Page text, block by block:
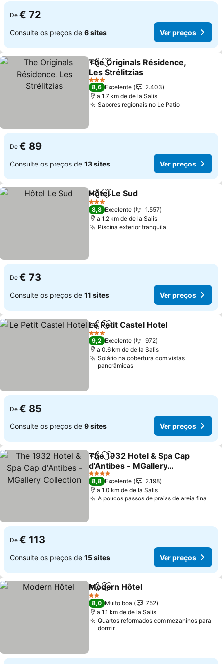
De € 72
Consulte os preços de 6 sites Ver preços
PartilharAdicionar aos favoritos
The Originals Résidence,
Les Strélitzias
Ver preços
3 Estrelas
8,6 Excelente
2.403
a 1.7 km de de la Salis
Sabores regionais no Le PatioVer preços
De € 89
Consulte os preços de 13 sites Ver preços
PartilharAdicionar aos favoritos
Hôtel Le Sud
3 Estrelas
8,8 Excelente
1.557
a 1.2 km de de la Salis
Piscina exterior tranquila
De € 73
Consulte os preços de 11 sites Ver preços
PartilharAdicionar aos favoritos
Le Petit Castel Hotel
3 Estrelas
9,2 Excelente
972
a 0.6 km de de la Salis
Solário na cobertura com vistas
panorâmicas
De € 85
Consulte os preços de 9 sites Ver preços
PartilharAdicionar aos favoritos
The 1932 Hotel & Spa Cap
d'Antibes - MGallery
Collection
Ver preços
4 Estrelas
8,8 Excelente
2.198
a 1.0 km de de la Salis
A poucos passos de praias de areia fina
De € 113
Consulte os preços de 15 sites Ver preços
PartilharAdicionar aos favoritos
Modern Hôtel
2 Estrelas
8,0 Muito boa
752
a 1.1 km de de la Salis
Quartos reformados com mezaninos para
dormir